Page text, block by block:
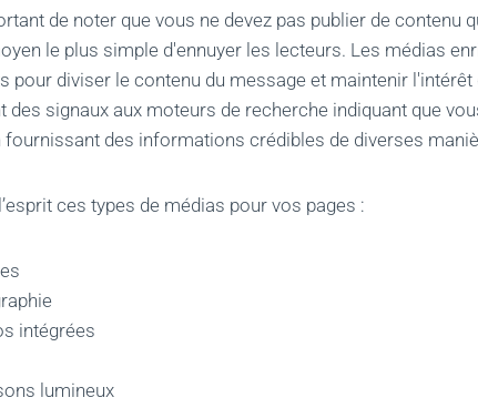
de noter que vous ne devez pas publier de contenu
le plus simple d'ennuyer les lecteurs. Les médias
pour diviser le contenu du message et maintenir
des signaux aux moteurs de recherche indiquant que
fournissant des informations crédibles de diverses
ces types de médias pour vos pages :
intégrées
lumineux